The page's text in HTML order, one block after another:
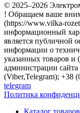
© 2025–2026
! Обращаем ваше
(https://www.vilka-
информационный
является публичной
информации о
указанных товаров и
администрации
(Viber,Telegram); +38
telegram
Политика
Каталог товаров